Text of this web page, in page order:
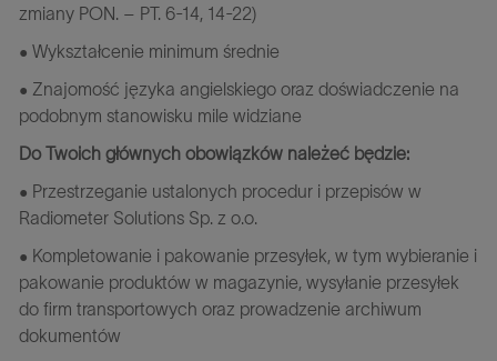
zmiany PON. – PT. 6-14, 14-22)
• Wykształcenie minimum średnie
• Znajomość języka angielskiego oraz doświadczenie na
podobnym stanowisku mile widziane
Do Twoich głównych obowiązków należeć będzie:
• Przestrzeganie ustalonych procedur i przepisów w
Radiometer Solutions Sp. z o.o.
• Kompletowanie i pakowanie przesyłek, w tym wybieranie i
pakowanie produktów w magazynie, wysyłanie przesyłek
do firm transportowych oraz prowadzenie archiwum
dokumentów